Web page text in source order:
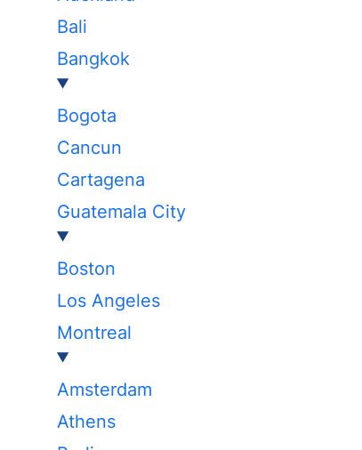
Bali
Bangkok
Bogota
Cancun
Cartagena
Guatemala City
Boston
Los Angeles
Montreal
Amsterdam
Athens